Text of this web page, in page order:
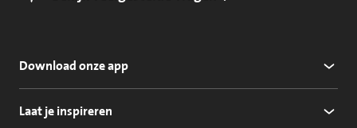
Download onze app
Laat je inspireren